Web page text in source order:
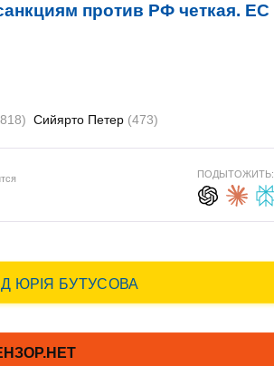
против РФ четкая. ЕС
Сийярто Петер (473)
ПОДЫТОЖИТЬ: